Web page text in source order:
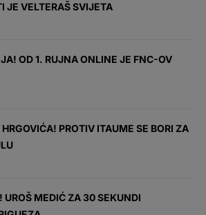
JE VELTERAŠ SVIJETA
OD 1. RUJNA ONLINE JE FNC-OV
PROTIV ITAUME SE BORI ZA
UROŠ MEDIĆ ZA 30 SEKUNDI